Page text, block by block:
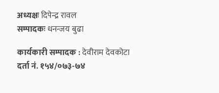
अध्यक्षःदिपेन्द्र रावल
सम्पादकःधनन्‍जय बुढा
कार्यकारी सम्पादक :देवीराम देवकोटा
दर्ता नं. १५४/०७३-७४